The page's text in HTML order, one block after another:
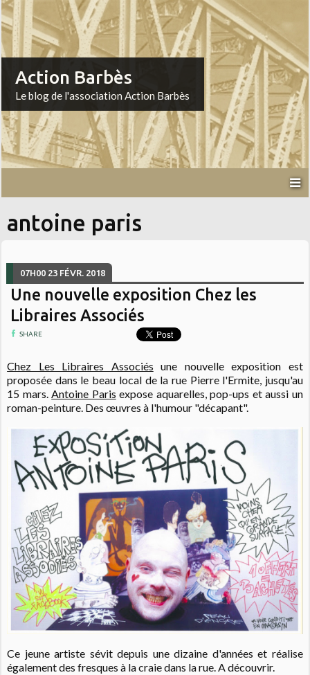
Action Barbès
Le blog de l'association Action Barbès
antoine paris
07H00 23 FÉVR. 2018
Une nouvelle exposition Chez les
Libraires Associés
SHARE
Chez Les Libraires Associés une nouvelle exposition est
proposée dans le beau local de la rue Pierre l'Ermite, jusqu'au
15 mars.Antoine Paris expose aquarelles, pop-ups et aussi un
roman-peinture. Des œuvres à l'humour "décapant".
Ce jeune artiste sévit depuis une dizaine d'années et réalise
également des fresques à la craie dans la rue. A découvrir.